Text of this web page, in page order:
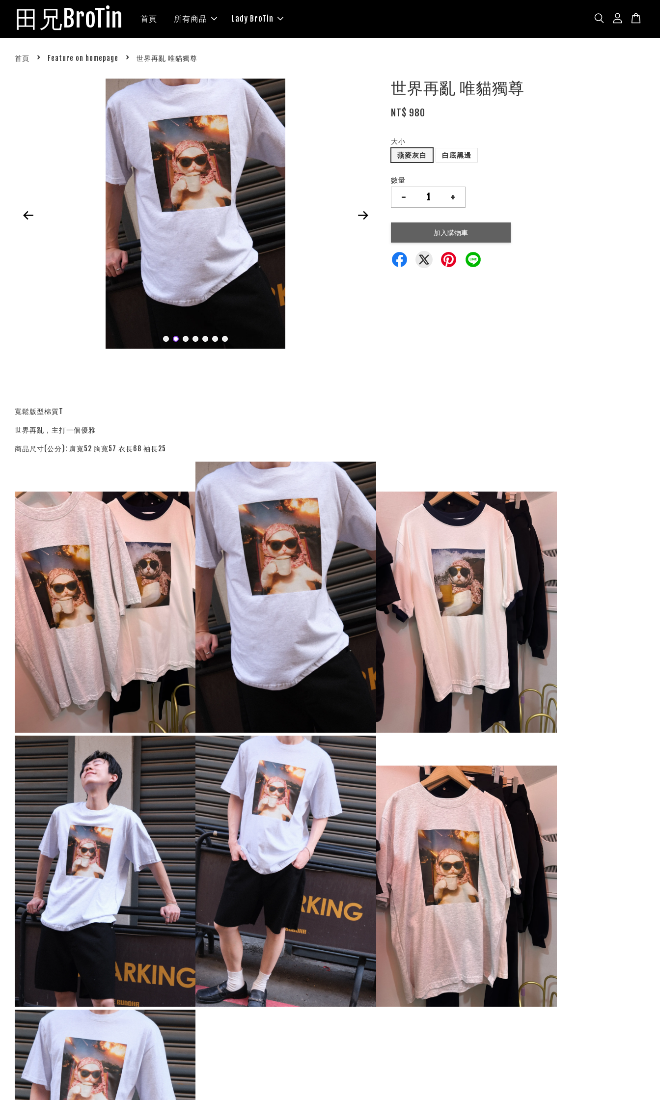
田兄BroTin 首頁 所有商品 Lady BroTin
首頁 › Feature on homepage › 世界再亂 唯貓獨尊
世界再亂 唯貓獨尊
NT$ 980
大小
燕麥灰白
白底黑邊
數量
- +
加入購物車
寬鬆版型棉質T
世界再亂，主打一個優雅
商品尺寸(公分): 肩寬52 胸寬57 衣長68 袖長25